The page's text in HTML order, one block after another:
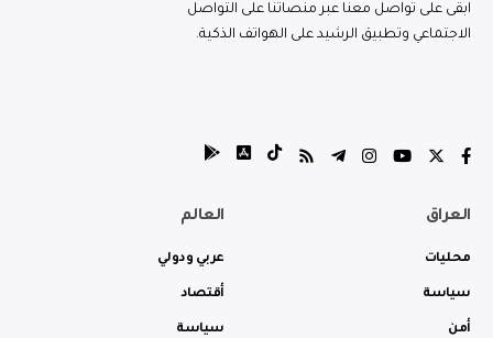
ابقى على تواصل معنا عبر منصاتنا على التواصل
الاجتماعي وتطبيق الرشيد على الهواتف الذكية.
العراق
محليات
سياسة
أمن
العالم
عربي ودولي
أقتصاد
سياسة